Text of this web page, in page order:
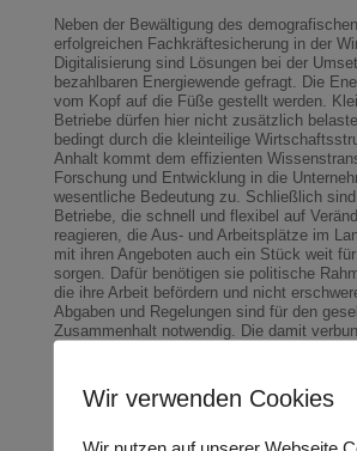
Neben der Bewältigung des
erfolgreichen Fachkräftesicherung in der
Digitalisierung sind Lösungen bei der
bezahlbaren Energiewende gefragt. Die
vom Kopf auf die Füße gestellt werden.
Betriebe dürfen hier nicht zusätzlich
bedingt durch die kleinteilige
Anhalt kommt dem effizienten
Forschung und Entwicklung in die
wesentliche Bedeutung zu. Schließlich
Betriebe, die schnell und flexibel auf
reagieren, die Aus- und Arbeitsplätze im
mit ihren Angeboten auch ein Stück weit
sorgen. Dafür benötigen sie politische
die ihre Arbeit befördern und nicht
Abgaben und Regelungen sind für den
Zusammenhalt notwendig. Die damit
Sicherheit vor Ort
Wir verwenden Cookies
Wir nutzen auf unserer Webseite